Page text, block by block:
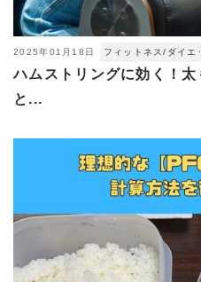
2025年01月18日 フィットネス/ダイエ
ハムストリングに効く！
と...